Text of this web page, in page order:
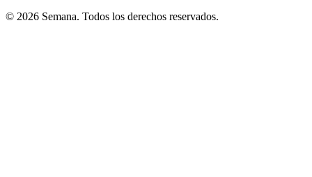
© 2026 Semana. Todos los derechos reservados.